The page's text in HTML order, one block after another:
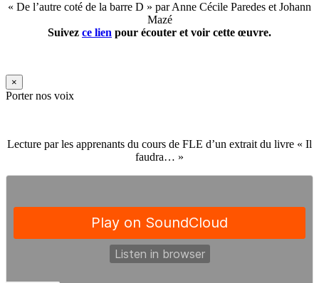
« De l’autre coté de la barre D » par Anne Cécile Paredes et Johann
Mazé
Suivez ce lien pour écouter et voir cette œuvre.
×
Porter nos voix
Lecture par les apprenants du cours de FLE d’un extrait du livre « Il
faudra… »